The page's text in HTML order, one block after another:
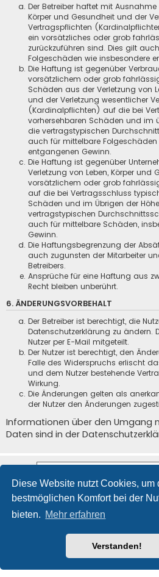
Diese Website nutzt Cookies, um
bestmöglichen Komfort bei der
bieten. Mehr erfahren
Verstanden!
Der Betreiber haftet mit Ausnahme
Körper und Gesundheit und der
Vertragspflichten
ein vorsätzliches oder grob
zurückzuführen sind. Dies gilt
Folgeschäden wie insbesondere
Die Haftung ist gegenüber
vorsätzlichem oder grob
Schäden aus der Verletzung von
und der Verletzung wesentlicher
(Kardinalpflichten) auf die bei
vorhersehbaren Schäden und im
die vertragstypischen
auch für mittelbare Folgeschäden
entgangenen Gewinn.
Die Haftung ist gegenüber
Verletzung von Leben, Körper und
vorsätzlichem oder grob
auf die bei Vertragsschluss
Schäden und im Übrigen der
vertragstypischen
auch für mittelbare Schäden,
Gewinn.
Die Haftungsbegrenzung der
auch zugunsten der Mitarbeiter
Betreibers.
Ansprüche für eine Haftung aus
Recht bleiben unberührt.
6. ÄNDERUNGSVORBEHALT
Der Betreiber ist berechtigt, die
Datenschutzerklärung zu ändern.
Nutzer per E-Mail mitgeteilt.
Der Nutzer ist berechtigt, den
Falle des Widerspruchs erlischt
und dem Nutzer bestehende
Wirkung.
Die Änderungen gelten als
der Nutzer den Änderungen
Informationen über den Umgang
Daten sind in der
Foren-Übersicht
Powered byphpBB